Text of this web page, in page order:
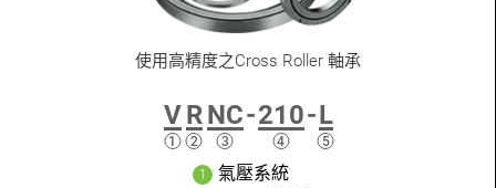
使用高精度之Cross Roller 軸承
VRNC-210-L
氣壓系統